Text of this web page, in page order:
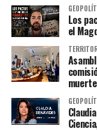
Los
el